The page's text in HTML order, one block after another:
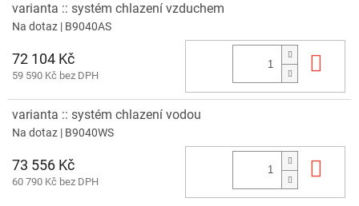
varianta :: systém chlazení vzduchem
Na dotaz | B9040AS
72 104 Kč
59 590 Kč bez DPH
varianta :: systém chlazení vodou
Na dotaz | B9040WS
73 556 Kč
60 790 Kč bez DPH